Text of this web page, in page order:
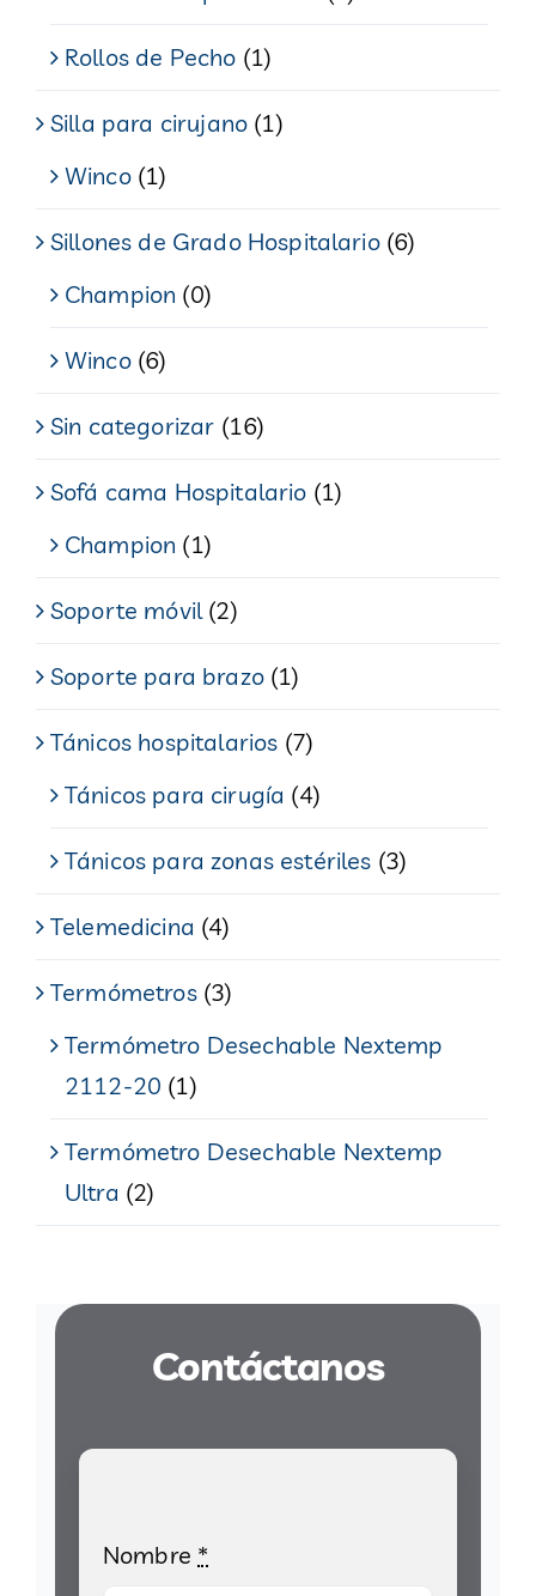
Rollos de Pecho (1)
Silla para cirujano (1)
Winco (1)
Sillones de Grado Hospitalario (6)
Champion (0)
Winco (6)
Sin categorizar (16)
Sofá cama Hospitalario (1)
Champion (1)
Soporte móvil (2)
Soporte para brazo (1)
Tánicos hospitalarios (7)
Tánicos para cirugía (4)
Tánicos para zonas estériles (3)
Telemedicina (4)
Termómetros (3)
Termómetro Desechable Nextemp
2112-20 (1)
Termómetro Desechable Nextemp
Ultra (2)
Contáctanos
Nombre *